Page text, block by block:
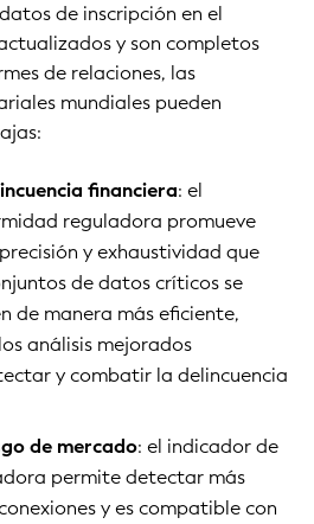
de inscripción en el
y son completos
de relaciones, las
mundiales pueden
financiera: el
reguladora promueve
y exhaustividad que
de datos críticos se
de manera más eficiente,
análisis mejorados
y combatir la delincuencia
de mercado: el indicador de
permite detectar más
y es compatible con